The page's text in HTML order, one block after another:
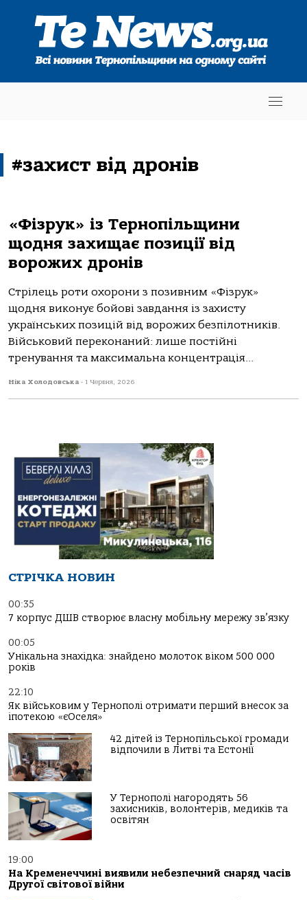
#захист від дронів
«Фізрук» із Тернопільщини
щодня захищає позиції від
ворожих дронів
Стрілець роти охорони з позивним «Фізрук»
щодня виконує бойові завдання із захисту
українських позицій від ворожих безпілотників.
Військовий переконаний: лише постійні
тренування та максимальна концентрація...
Ніка Холодовська - 1 Червня, 2026
СТРІЧКА НОВИН
00:35
7 корпус ДШВ створює власну мобільну мережу зв’язку
00:05
Унікальна знахідка: знайдено молоток віком 500 000
років
22:10
Як військовим у Тернополі отримати перший внесок за
іпотекою «єОселя»
42 дітей із Тернопільської громади
відпочили в Литві та Естонії
У Тернополі нагородять 56
захисників, волонтерів, медиків та
освітян
19:00
На Кременеччині виявили небезпечний снаряд часів
Другої світової війни